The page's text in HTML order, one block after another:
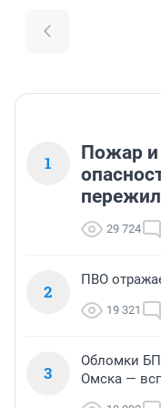
1
Пожар и
29 724
2
ПВО
19 321
3
Обломки
Омска —